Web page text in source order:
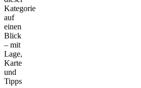
Kategorie
auf
einen
Blick
– mit
Lage,
Karte
und
Tipps